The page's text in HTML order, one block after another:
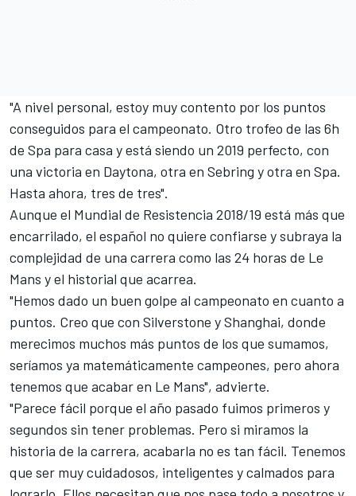
"A nivel personal, estoy muy contento por los puntos
conseguidos para el campeonato. Otro trofeo de las 6h
de Spa para casa y está siendo un 2019 perfecto, con
una victoria en Daytona, otra en Sebring y otra en Spa.
Hasta ahora, tres de tres".
Aunque el Mundial de Resistencia 2018/19 está más que
encarrilado, el español no quiere confiarse y subraya la
complejidad de una carrera como las 24 horas de Le
Mans y el historial que acarrea.
"Hemos dado un buen golpe al campeonato en cuanto a
puntos. Creo que con Silverstone y Shanghai, donde
merecimos muchos más puntos de los que sumamos,
seríamos ya matemáticamente campeones, pero ahora
tenemos que acabar en Le Mans", advierte.
"Parece fácil porque el año pasado fuimos primeros y
segundos sin tener problemas. Pero si miramos la
historia de la carrera, acabarla no es tan fácil. Tenemos
que ser muy cuidadosos, inteligentes y calmados para